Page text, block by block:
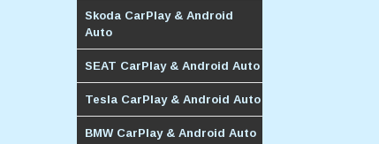
Skoda CarPlay & Android
Auto
SEAT CarPlay & Android Auto
Tesla CarPlay & Android Auto
BMW CarPlay & Android Auto